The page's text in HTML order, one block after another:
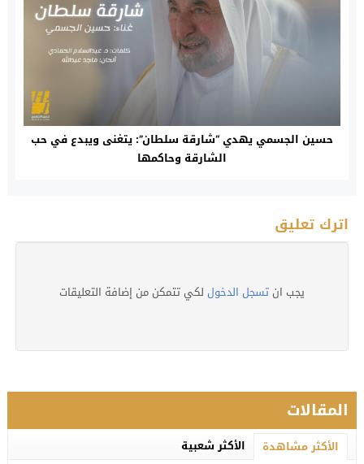
حسين الجسمي يهدي “شارقة سلطان”: يتغنى ويبدع في حب
الشارقة وحاكمها
اترك تعليق
يجب ان تسجل الدخول لكي تتمكن من إضافة التعليقات
المقالات
الأكثر مشاهدة الأكثر شعبية